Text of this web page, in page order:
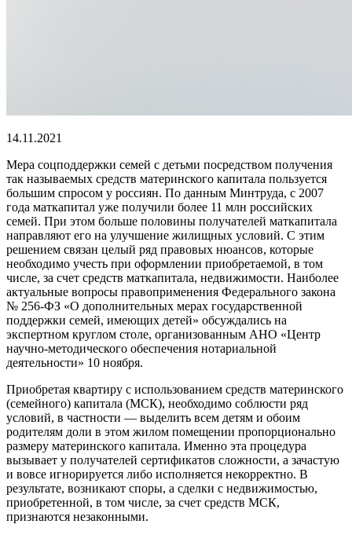
14.11.2021
Мера соцподдержки семей с детьми посредством получения
так называемых средств материнского капитала пользуется
большим спросом у россиян. По данным Минтруда, с 2007
года маткапитал уже получили более 11 млн российских
семей. При этом больше половины получателей маткапитала
направляют его на улучшение жилищных условий. С этим
решением связан целый ряд правовых нюансов, которые
необходимо учесть при оформлении приобретаемой, в том
числе, за счет средств маткапитала, недвижимости. Наиболее
актуальные вопросы правоприменения Федерального закона
№ 256-ФЗ «О дополнительных мерах государственной
поддержки семей, имеющих детей» обсуждались на
экспертном круглом столе, организованным АНО «Центр
научно-методического обеспечения нотариальной
деятельности» 10 ноября.
Приобретая квартиру с использованием средств материнского
(семейного) капитала (МСК), необходимо соблюсти ряд
условий, в частности — выделить всем детям и обоим
родителям доли в этом жилом помещении пропорционально
размеру материнского капитала. Именно эта процедура
вызывает у получателей сертификатов сложности, а зачастую
и вовсе игнорируется либо исполняется некорректно. В
результате, возникают споры, а сделки с недвижимостью,
приобретенной, в том числе, за счет средств МСК,
признаются незаконными.